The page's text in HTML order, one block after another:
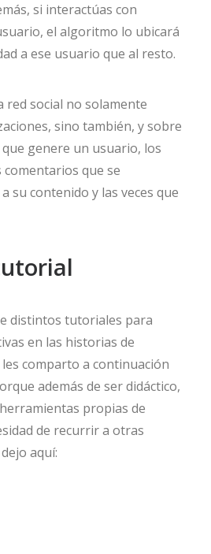
si interactúas con
el algoritmo lo ubicará
a ese usuario que al resto.
red social no solamente
sino también, y sobre
genere un usuario, los
comentarios que se
su contenido y las veces que
distintos tutoriales para
en las historias de
comparto a continuación
además de ser didáctico,
propias de
de recurrir a otras
aquí: